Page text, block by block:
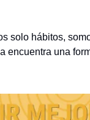
solo hábitos,
encuentra una